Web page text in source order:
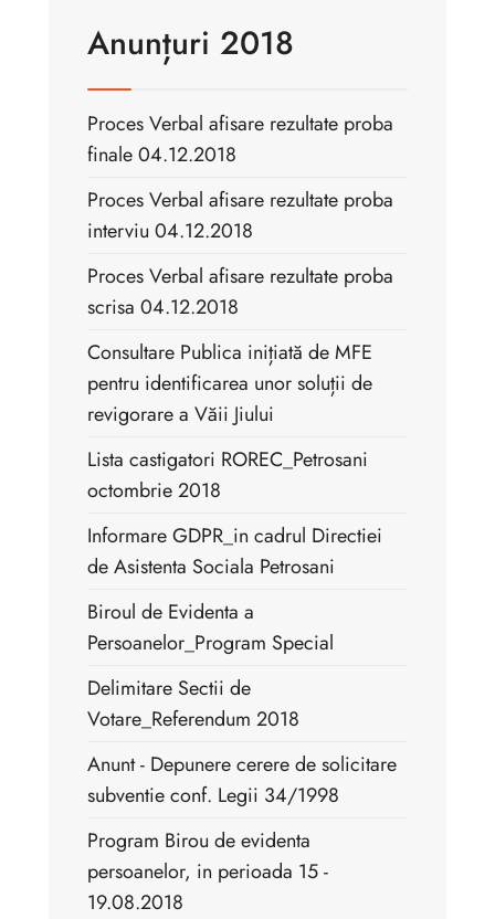
Anunțuri 2018
Proces Verbal afisare rezultate proba
finale 04.12.2018
Proces Verbal afisare rezultate proba
interviu 04.12.2018
Proces Verbal afisare rezultate proba
scrisa 04.12.2018
Consultare Publica inițiată de MFE
pentru identificarea unor soluții de
revigorare a Văii Jiului
Lista castigatori ROREC_Petrosani
octombrie 2018
Informare GDPR_in cadrul Directiei
de Asistenta Sociala Petrosani
Biroul de Evidenta a
Persoanelor_Program Special
Delimitare Sectii de
Votare_Referendum 2018
Anunt - Depunere cerere de solicitare
subventie conf. Legii 34/1998
Program Birou de evidenta
persoanelor, in perioada 15 -
19.08.2018